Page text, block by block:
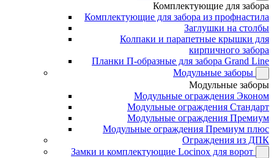
Комплектующие для забора
Комплектующие для забора из профнастила
Заглушки на столбы
Колпаки и парапетные крышки для
кирпичного забора
Планки П-образные для забора Grand Line
Модульные заборы
Модульные заборы
Модульные ограждения Эконом
Модульные ограждения Стандарт
Модульные ограждения Премиум
Модульные ограждения Премиум плюс
Ограждения из ДПК
Замки и комплектующие Locinox для ворот